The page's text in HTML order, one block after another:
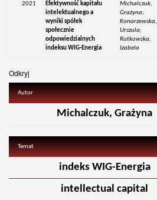
2021
Efektywność kapitału
intelektualnego a
wyniki spółek
społecznie
odpowiedzialnych
indeksu WIG-Energia
Michalczuk,
Grażyna;
Konarzewska,
Urszula;
Rutkowska,
Izabela
Odkryj
Autor
Michalczuk, Grażyna
Temat
indeks WIG-Energia
intellectual capital